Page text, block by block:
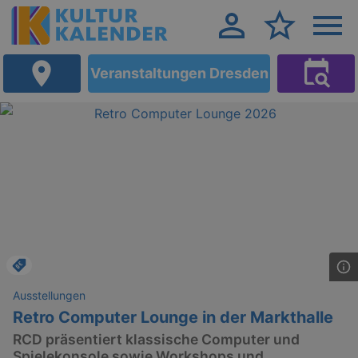
Veranstaltungen Dresden
Ausstellungen
Retro Computer Lounge in der Markthalle
RCD präsentiert klassische Computer und